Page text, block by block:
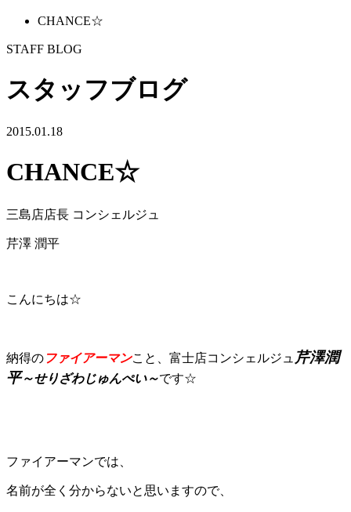
CHANCE☆
STAFF BLOG
スタッフブログ
2015.01.18
CHANCE☆
三島店店長 コンシェルジュ
芹澤 潤平
こんにちは☆
納得の ファイアーマンこと、富士店コンシェルジュ 芹澤潤
平～せりざわじゅんぺい～です☆
ファイアーマンでは、
名前が全く分からないと思いますので、